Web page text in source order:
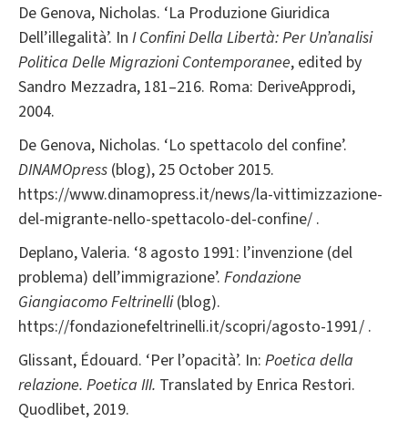
De Genova, Nicholas. ‘La Produzione Giuridica
Dell’illegalità’. In I Confini Della Libertà: Per Un’analisi
Politica Delle Migrazioni Contemporanee, edited by
Sandro Mezzadra, 181–216. Roma: DeriveApprodi,
2004.
De Genova, Nicholas. ‘Lo spettacolo del confine’.
DINAMOpress (blog), 25 October 2015.
https://www.dinamopress.it/news/la-vittimizzazione-
del-migrante-nello-spettacolo-del-confine/ .
Deplano, Valeria. ‘8 agosto 1991: l’invenzione (del
problema) dell’immigrazione’. Fondazione
Giangiacomo Feltrinelli(blog).
https://fondazionefeltrinelli.it/scopri/agosto-1991/ .
Glissant, Édouard. ‘Per l’opacità’. In: Poetica della
relazione. Poetica III. Translated by Enrica Restori.
Quodlibet, 2019.